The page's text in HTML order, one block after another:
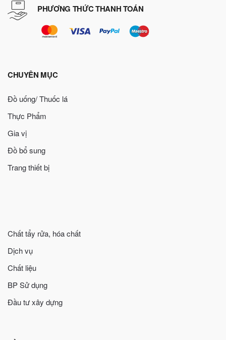
PHƯƠNG THỨC THANH TOÁN
CHUYÊN MỤC
Đồ uống/ Thuốc lá
Thực Phẩm
Gia vị
Đồ bổ sung
Trang thiết bị
Chất tẩy rửa, hóa chất
Dịch vụ
Chất liệu
BP Sử dụng
Đầu tư xây dựng